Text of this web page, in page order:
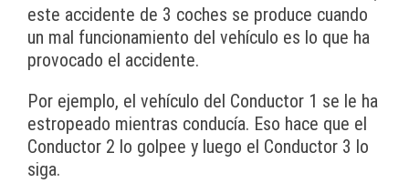
este accidente de 3 coches se produce cuando
un mal funcionamiento del vehículo es lo que ha
provocado el accidente.
Por ejemplo, el vehículo del Conductor 1 se le ha
estropeado mientras conducía. Eso hace que el
Conductor 2 lo golpee y luego el Conductor 3 lo
siga.